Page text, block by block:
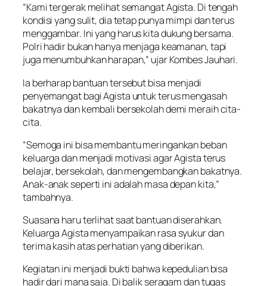
“Kami tergerak melihat semangat Agista. Di tengah
kondisi yang sulit, dia tetap punya mimpi dan terus
menggambar. Ini yang harus kita dukung bersama.
Polri hadir bukan hanya menjaga keamanan, tapi
juga menumbuhkan harapan,” ujar Kombes Jauhari.
Ia berharap bantuan tersebut bisa menjadi
penyemangat bagi Agista untuk terus mengasah
bakatnya dan kembali bersekolah demi meraih cita-
cita.
“Semoga ini bisa membantu meringankan beban
keluarga dan menjadi motivasi agar Agista terus
belajar, bersekolah, dan mengembangkan bakatnya.
Anak-anak seperti ini adalah masa depan kita,”
tambahnya.
Suasana haru terlihat saat bantuan diserahkan.
Keluarga Agista menyampaikan rasa syukur dan
terima kasih atas perhatian yang diberikan.
Kegiatan ini menjadi bukti bahwa kepedulian bisa
hadir dari mana saja. Di balik seragam dan tugas